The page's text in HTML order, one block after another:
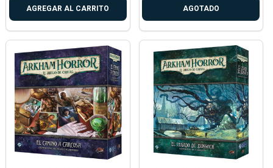
AGREGAR AL CARRITO AGOTADO